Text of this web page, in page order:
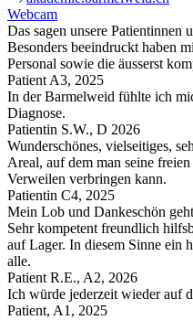
Webcam
Das sagen unsere Patientinnen
Besonders beeindruckt haben
Personal sowie die äusserst
Patient A3, 2025
In der Barmelweid fühlte ich
Diagnose.
Patientin S.W., D 2026
Wunderschönes, vielseitiges,
Areal, auf dem man seine
Verweilen verbringen kann.
Patientin C4, 2025
Mein Lob und Dankeschön
Sehr kompetent freundlich
auf Lager. In diesem Sinne ein
alle.
Patient R.E., A2, 2026
Ich würde jederzeit wieder auf
Patient, A1, 2025